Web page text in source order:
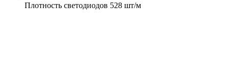
Плотность светодиодов 528 шт/м